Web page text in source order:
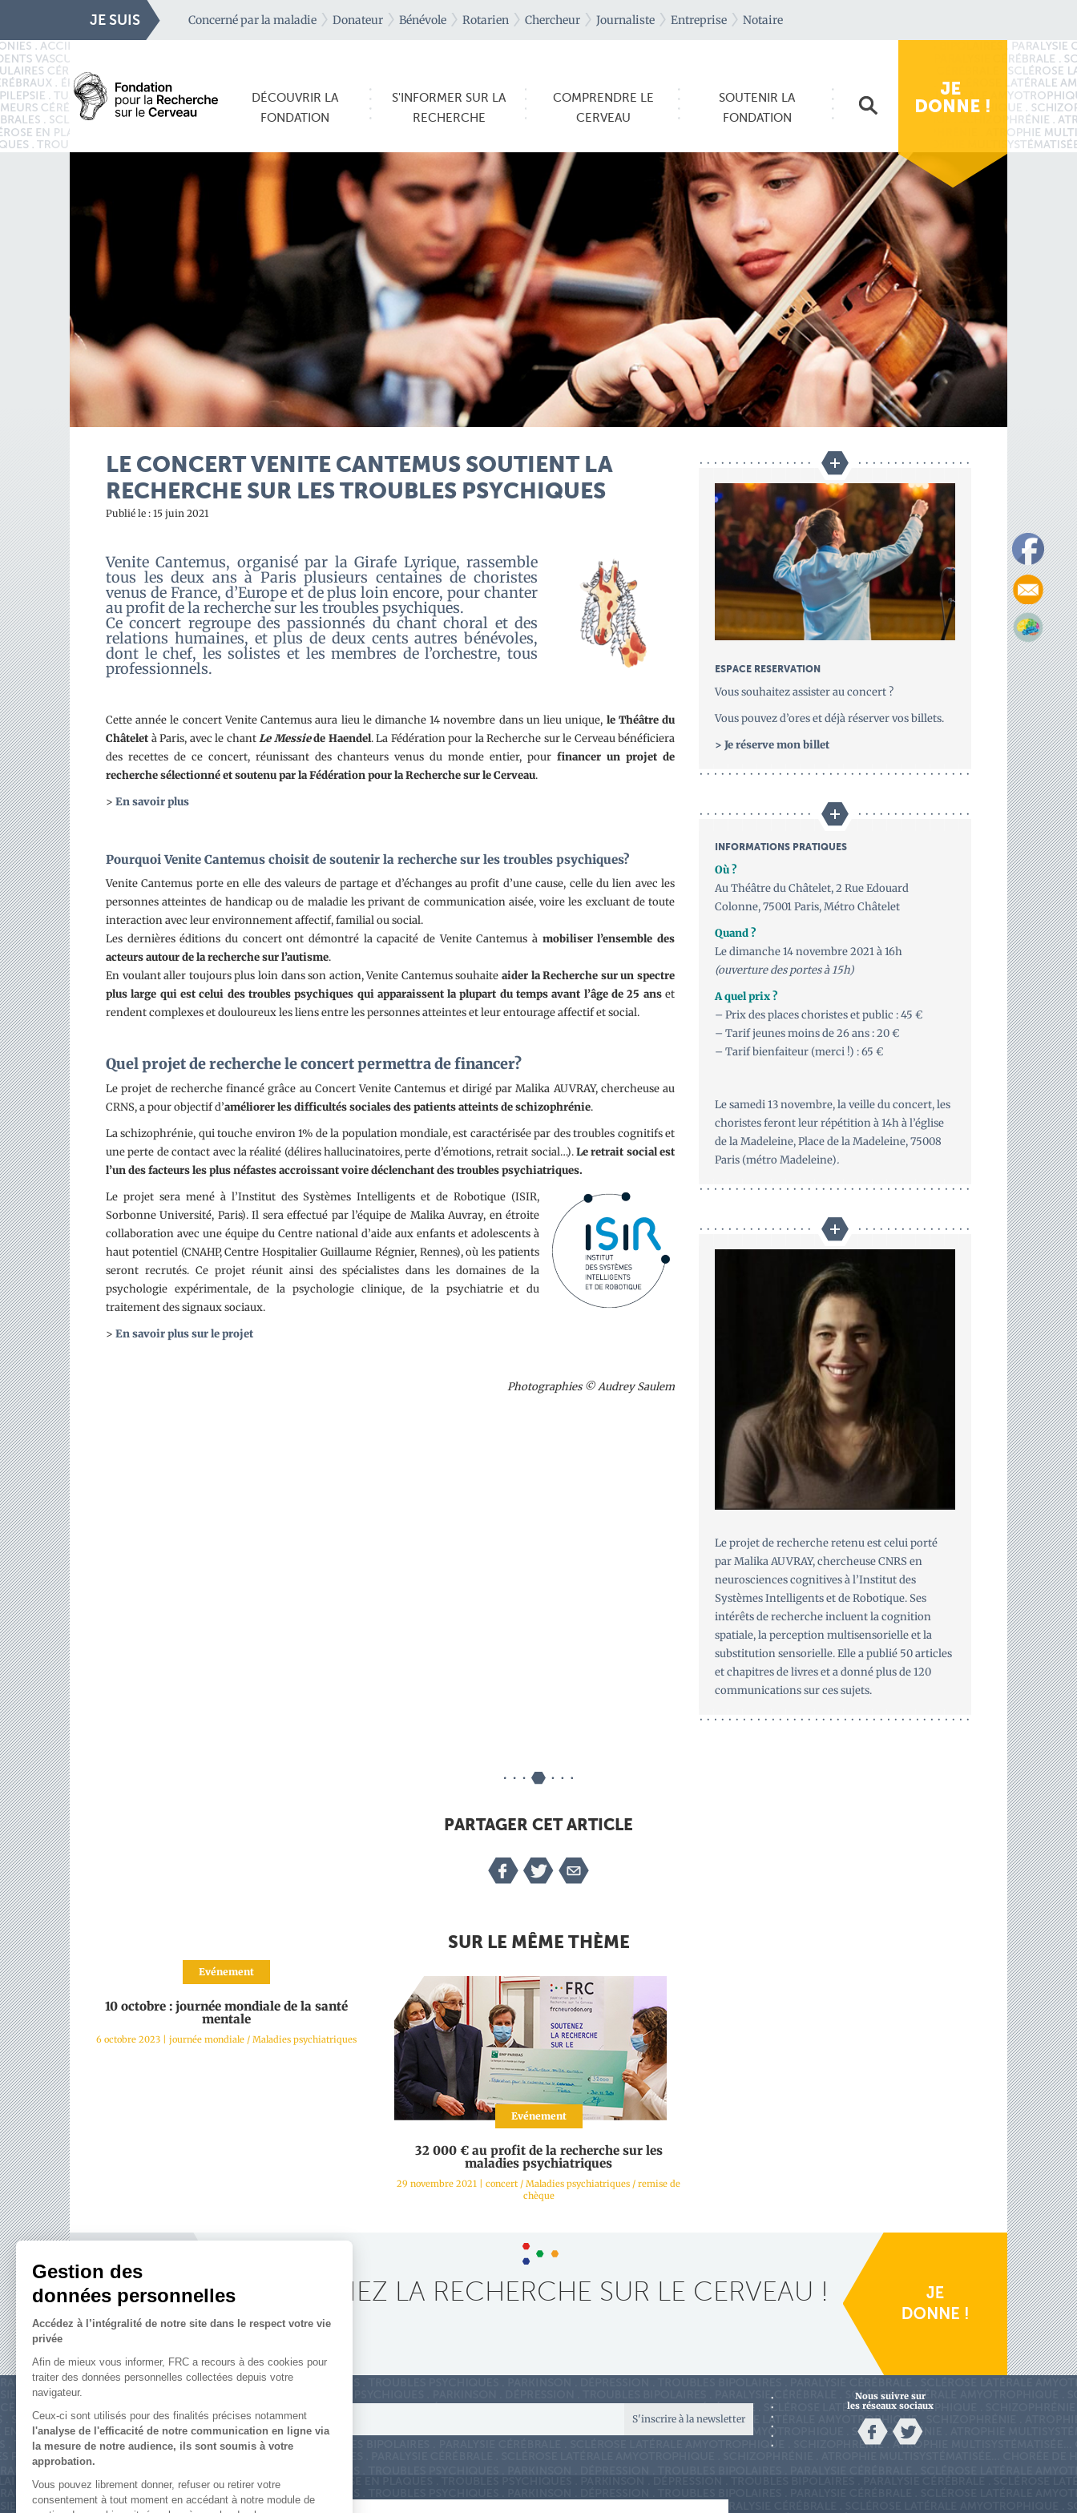
JE SUIS Concerné par la maladie Donateur Bénévole Rotarien Chercheur Journaliste Entreprise Notaire
DÉCOUVRIR LA
FONDATION
S'INFORMER SUR LA
RECHERCHE
COMPRENDRE LE
CERVEAU
SOUTENIR LA
FONDATION
LE CONCERT VENITE CANTEMUS SOUTIENT LA
RECHERCHE SUR LES TROUBLES PSYCHIQUES
Publié le : 15 juin 2021
Venite Cantemus, organisé par la Girafe Lyrique, rassemble
tous les deux ans à Paris plusieurs centaines de choristes
venus de France, d’Europe et de plus loin encore, pour chanter
au profit de la recherche sur les troubles psychiques.
Ce concert regroupe des passionnés du chant choral et des
relations humaines, et plus de deux cents autres bénévoles,
dont le chef, les solistes et les membres de l’orchestre, tous
professionnels.
Cette année le concert Venite Cantemus aura lieu le dimanche 14 novembre dans un lieu unique, le Théâtre du
Châtelet à Paris, avec le chantLe Messiede Haendel. La Fédération pour la Recherche sur le Cerveau bénéficiera
des recettes de ce concert, réunissant des chanteurs venus du monde entier, pour financer un projet de
recherche sélectionné et soutenu par la Fédération pour la Recherche sur le Cerveau.
> En savoir plus
Pourquoi Venite Cantemus choisit de soutenir la recherche sur les troubles psychiques?
Venite Cantemus porte en elle des valeurs de partage et d’échanges au profit d’une cause, celle du lien avec les
personnes atteintes de handicap ou de maladie les privant de communication aisée, voire les excluant de toute
interaction avec leur environnement affectif, familial ou social.
Les dernières éditions du concert ont démontré la capacité de Venite Cantemus à mobiliser l’ensemble des
acteurs autour de la recherche sur l’autisme.
En voulant aller toujours plus loin dans son action, Venite Cantemus souhaite aider la Recherche sur un spectre
plus large qui est celui des troubles psychiques qui apparaissent la plupart du temps avant l’âge de 25 anset
rendent complexes et douloureux les liens entre les personnes atteintes et leur entourage affectif et social.
Quel projet de recherche le concert permettra de financer?
Le projet de recherche financé grâce au Concert Venite Cantemus et dirigé par Malika AUVRAY, chercheuse au
CRNS, a pour objectif d’améliorer les difficultés sociales des patients atteints de schizophrénie.
La schizophrénie, qui touche environ 1% de la population mondiale, est caractérisée par des troubles cognitifs et
une perte de contact avec la réalité (délires hallucinatoires, perte d’émotions, retrait social…).Le retrait social est
l’un des facteurs les plus néfastes accroissant voire déclenchant des troubles psychiatriques.
Le projet sera mené à l’Institut des Systèmes Intelligents et de Robotique (ISIR,
Sorbonne Université, Paris). Il sera effectué par l’équipe de Malika Auvray, en étroite
collaboration avec une équipe du Centre national d’aide aux enfants et adolescents à
haut potentiel (CNAHP, Centre Hospitalier Guillaume Régnier, Rennes), où les patients
seront recrutés. Ce projet réunit ainsi des spécialistes dans les domaines de la
psychologie expérimentale, de la psychologie clinique, de la psychiatrie et du
traitement des signaux sociaux.
> En savoir plus sur le projet
Photographies © Audrey Saulem
ESPACE RESERVATION
Vous souhaitez assister au concert ?
Vous pouvez d’ores et déjà réserver vos billets.
> Je réserve mon billet
INFORMATIONS PRATIQUES
Où ?
Au Théâtre du Châtelet, 2 Rue Edouard
Colonne, 75001 Paris, Métro Châtelet
Quand ?
Le dimanche 14 novembre 2021 à 16h
(ouverture des portes à 15h)
A quel prix ?
– Prix des places choristes et public : 45 €
– Tarif jeunes moins de 26 ans : 20 €
– Tarif bienfaiteur (merci !) : 65 €
Le samedi 13 novembre, la veille du concert, les
choristes feront leur répétition à 14h à l’église
de la Madeleine, Place de la Madeleine, 75008
Paris (métro Madeleine).
Le projet de recherche retenu est celui porté
par Malika AUVRAY, chercheuse CNRS en
neurosciences cognitives à l’Institut des
Systèmes Intelligents et de Robotique. Ses
intérêts de recherche incluent la cognition
spatiale, la perception multisensorielle et la
substitution sensorielle. Elle a publié 50 articles
et chapitres de livres et a donné plus de 120
communications sur ces sujets.
PARTAGER CET ARTICLE
SUR LE MÊME THÈME
Evénement
10 octobre : journée mondiale de la santé
mentale
6 octobre 2023| journée mondiale/ Maladies psychiatriques
Evénement
32 000 € au profit de la recherche sur les
maladies psychiatriques
29 novembre 2021 | concert / Maladies psychiatriques / remise de
chèque
SOUTENEZ LA RECHERCHE SUR LE CERVEAU !
S'inscrire à la newsletter
Nous suivre sur
les réseaux sociaux